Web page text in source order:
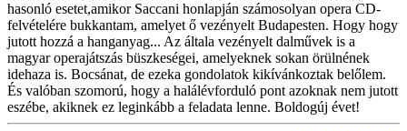
hasonló esetet,amikor Saccani honlapján számosolyan opera CD-
felvételére bukkantam, amelyet ő vezényelt Budapesten. Hogy hogy
jutott hozzá a hanganyag... Az általa vezényelt dalművek is a
magyar operajátszás büszkeségei, amelyeknek sokan örülnének
idehaza is. Bocsánat, de ezeka gondolatok kikívánkoztak belőlem.
És valóban szomorú, hogy a halálévforduló pont azoknak nem jutott
eszébe, akiknek ez leginkább a feladata lenne. Boldogúj évet!